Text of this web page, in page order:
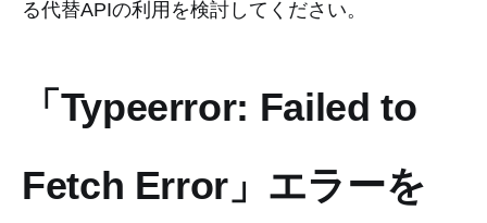
る代替APIの利用を検討してください。
「Typeerror: Failed to
Fetch Error」エラーを